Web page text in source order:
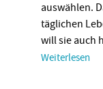
auswählen.
täglichen
will sie auch
Weiterlesen